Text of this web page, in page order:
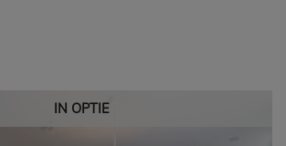
IN OPTIE